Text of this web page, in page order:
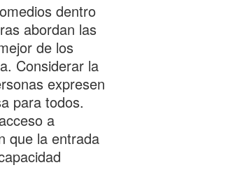
dentro
abordan las
de los
Considerar la
expresen
para todos.
a
que la entrada